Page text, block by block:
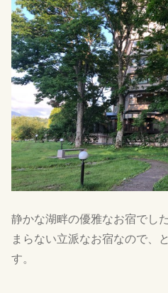
静かな湖畔の優雅なお宿でし
まらない立派なお宿なので、
す。